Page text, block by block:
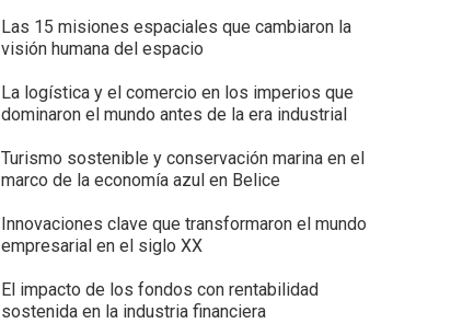
Las 15 misiones espaciales que cambiaron la
visión humana del espacio
La logística y el comercio en los imperios que
dominaron el mundo antes de la era industrial
Turismo sostenible y conservación marina en el
marco de la economía azul en Belice
Innovaciones clave que transformaron el mundo
empresarial en el siglo XX
El impacto de los fondos con rentabilidad
sostenida en la industria financiera